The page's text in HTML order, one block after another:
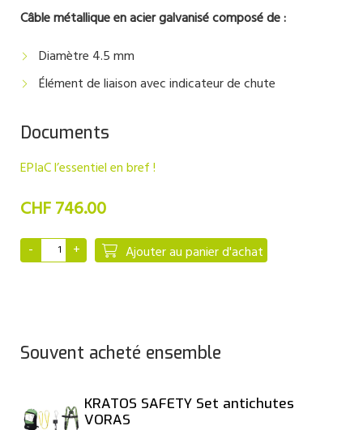
Câble métallique en acier galvanisé composé de :
Diamètre 4.5 mm
Élément de liaison avec indicateur de chute
Documents
EPIaC l’essentiel en bref !
CHF 746.00
Ajouter au panier d'achat
Souvent acheté ensemble
KRATOS SAFETY Set antichutes
VORAS